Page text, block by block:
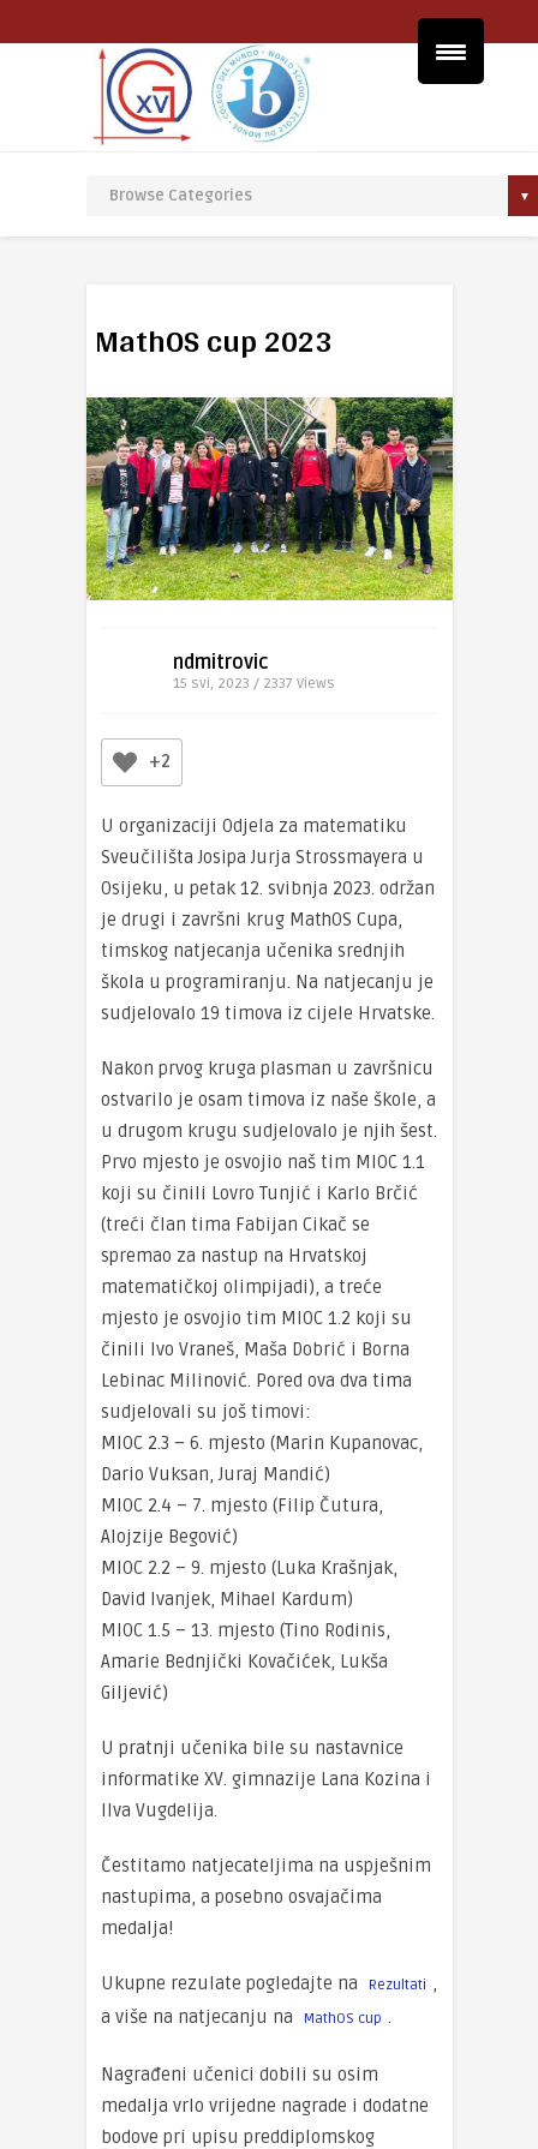
MathOS cup 2023
ndmitrovic
15 svi, 2023 / 2337 Views
+2
U organizaciji Odjela za matematiku
Sveučilišta Josipa Jurja Strossmayera u
Osijeku, u petak 12. svibnja 2023. održan
je drugi i završni krug MathOS Cupa,
timskog natjecanja učenika srednjih
škola u programiranju. Na natjecanju je
sudjelovalo 19 timova iz cijele Hrvatske.
Nakon prvog kruga plasman u završnicu
ostvarilo je osam timova iz naše škole, a
u drugom krugu sudjelovalo je njih šest.
Prvo mjesto je osvojio naš tim MIOC 1.1
koji su činili Lovro Tunjić i Karlo Brčić
(treći član tima Fabijan Cikač se
spremao za nastup na Hrvatskoj
matematičkoj olimpijadi), a treće
mjesto je osvojio tim MIOC 1.2 koji su
činili Ivo Vraneš, Maša Dobrić i Borna
Lebinac Milinović. Pored ova dva tima
sudjelovali su još timovi:
MIOC 2.3 – 6. mjesto (Marin Kupanovac,
Dario Vuksan, Juraj Mandić)
MIOC 2.4 – 7. mjesto (Filip Čutura,
Alojzije Begović)
MIOC 2.2 – 9. mjesto (Luka Krašnjak,
David Ivanjek, Mihael Kardum)
MIOC 1.5 – 13. mjesto (Tino Rodinis,
Amarie Bednjički Kovačićek, Lukša
Giljević)
U pratnji učenika bile su nastavnice
informatike XV. gimnazije Lana Kozina i
Ilva Vugdelija.
Čestitamo natjecateljima na uspješnim
nastupima, a posebno osvajačima
medalja!
Ukupne rezulate pogledajte na Rezultati ,
a više na natjecanju na
MathOS cup .
Nagrađeni učenici dobili su osim
medalja vrlo vrijedne nagrade i dodatne
bodove pri upisu preddiplomskog